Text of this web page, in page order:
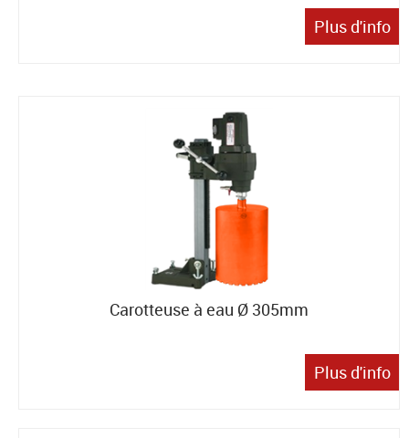
Plus d'info
Carotteuse à eau Ø 305mm
Plus d'info